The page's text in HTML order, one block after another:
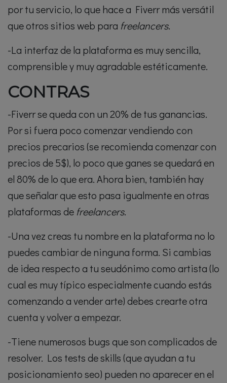
por tu servicio, lo que hace a Fiverr más versátil
que otros sitios web para freelancers.
-La interfaz de la plataforma es muy sencilla,
comprensible y muy agradable estéticamente.
CONTRAS
-Fiverr se queda con un 20% de tus ganancias.
Por si fuera poco comenzar vendiendo con
precios precarios (se recomienda comenzar con
precios de 5$), lo poco que ganes se quedará en
el 80% de lo que era. Ahora bien, también hay
que señalar que esto pasa igualmente en otras
plataformas de freelancers.
-Una vez creas tu nombre en la plataforma no lo
puedes cambiar de ninguna forma. Si cambias
de idea respecto a tu seudónimo como artista (lo
cual es muy típico especialmente cuando estás
comenzando a vender arte) debes crearte otra
cuenta y volver a empezar.
-Tiene numerosos bugs que son complicados de
resolver. Los tests de skills (que ayudan a tu
posicionamiento seo) pueden no aparecer en el